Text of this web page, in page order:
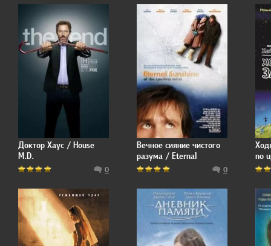
Доктор Хаус / House
M.D.
0
Вечное сияние чистого
разума / Eternal
Sunshine of the Spotless0
no